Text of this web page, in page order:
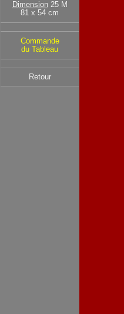
Dimension25 M
81 x 54 cm
Commande
du Tableau
Retour